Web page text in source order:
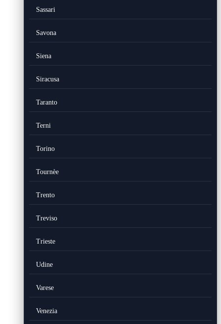
Sassari
Savona
Siena
Siracusa
Taranto
Terni
Torino
Tournèe
Trento
Treviso
Trieste
Udine
Varese
Venezia